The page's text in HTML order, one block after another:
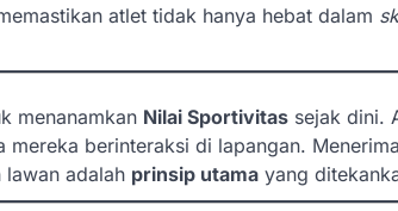
atlet tidak hanya hebat dalam
menanamkan Nilai Sportivitas sejak dini.
berinteraksi di lapangan.
lawan adalah prinsip utama yang